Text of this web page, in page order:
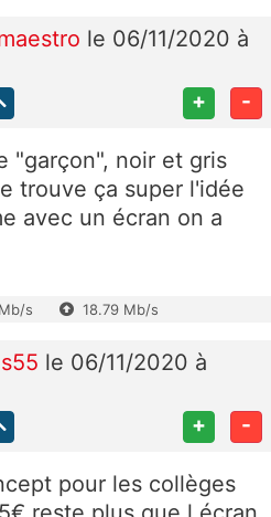
le 06/11/2020 à
+ -
"garçon", noir et gris
trouve ça super l'idée
avec un écran on a
s 18.79 Mb/s
le 06/11/2020 à
+ -
pour les collèges